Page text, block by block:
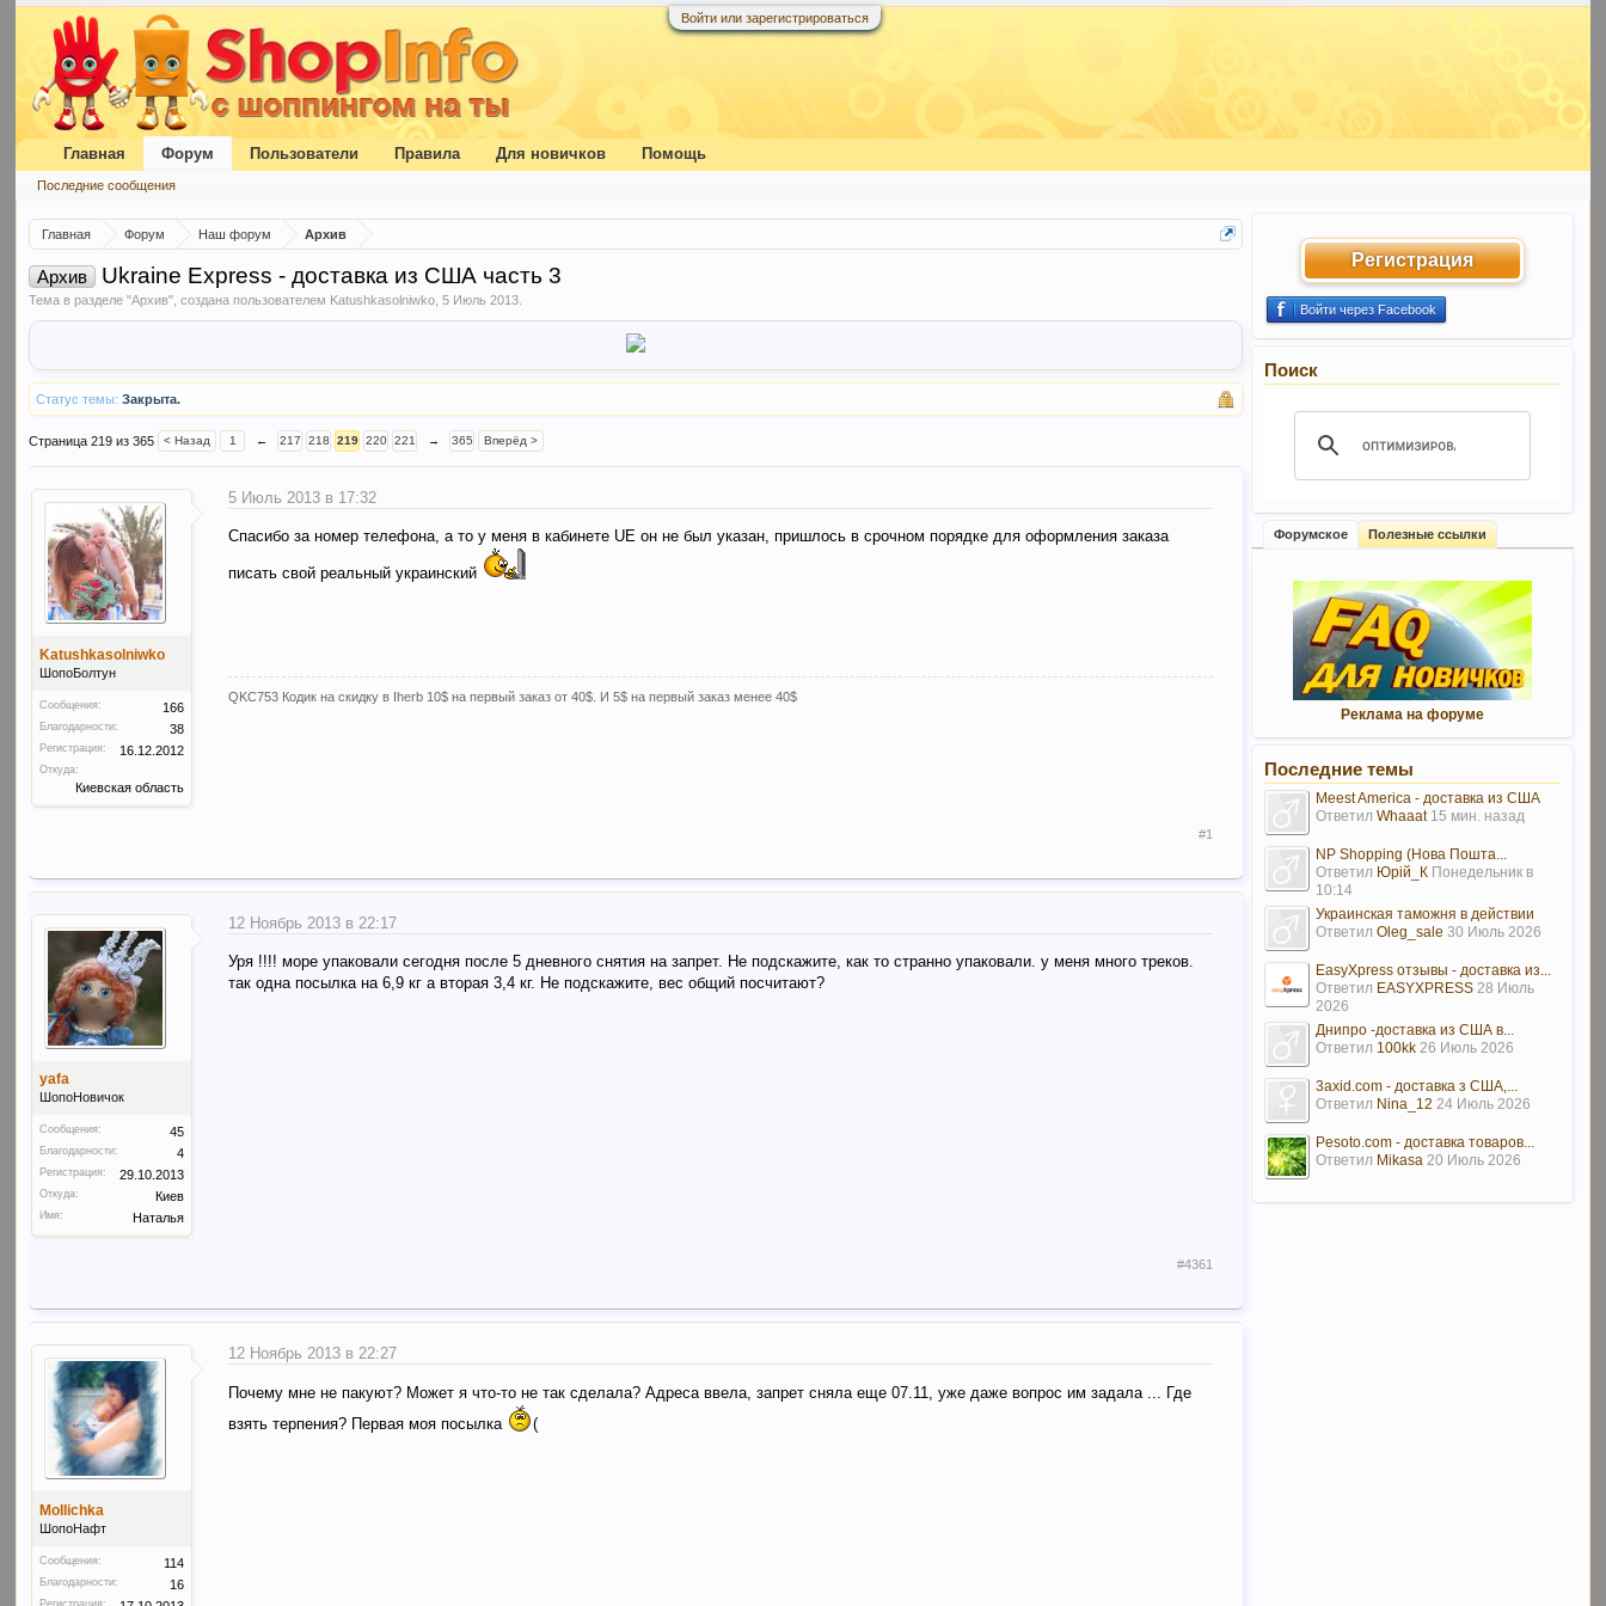
Войти или зарегистрироваться
Главная Форум Наш форум Архив
Архив Ukraine Express - доставка из США часть 3
Тема в разделе "Архив", создана пользователем Katushkasolniwko ,5 Июль 2013
Статус темы: Закрыта.
Страница 219 из 365 < Назад 1 ← 217 218 219 220 221 → 365 Вперёд >
Katushkasolniwko
ШопоБолтун
Сообщения: 166
Благодарности: 38
Регистрация: 16.12.2012
Откуда:
Киевская область
5 Июль 2013 в 17:32
Спасибо за номер телефона, а то у меня в кабинете UE он не был указан, пришлось в срочном порядке для оформления заказа
писать свой реальный украинский
QKC753 Кодик на скидку в Iherb 10$ на первый заказ от 40$. И 5$ на первый заказ менее 40$
#1
yafa
ШопоНовичок
Сообщения: 45
Благодарности: 4
Регистрация: 29.10.2013
Откуда: Киев
Имя: Наталья
12 Ноябрь 2013 в 22:17
Уря !!!! море упаковали сегодня после 5 дневного снятия на запрет. Не подскажите, как то странно упаковали. у меня много треков.
так одна посылка на 6,9 кг а вторая 3,4 кг. Не подскажите, вес общий посчитают?
#4361
Mollichka
ШопоНафт
Сообщения: 114
Благодарности: 16
Регистрация:
12 Ноябрь 2013 в 22:27
Почему мне не пакуют? Может я что-то не так сделала? Адреса ввела, запрет сняла еще 07.11, уже даже вопрос им задала ... Где
взять терпения? Первая моя посылка
(
Регистрация
Войти через Facebook
Поиск
Форумское Полезные ссылки
Реклама на форуме
Последние темы
Meest America - доставка из США
Ответил Whaaat 15 мин. назад
NP Shopping (Нова Пошта...
Ответил Юрій_К Понедельник в
10:14
Украинская таможня в действии
Ответил Oleg_sale 30 Июль 2026
EasyXpress отзывы - доставка из...
Ответил EASYXPRESS 28 Июль
2026
Днипро -доставка из США в...
Ответил 100kk 26 Июль 2026
3axid.com - доставка з США,...
Ответил Nina_12 24 Июль 2026
Pesoto.com - доставка товаров...
Ответил Mikasa 20 Июль 2026
Главная Форум
Последние сообщения
Пользователи Правила Для новичков Помощь